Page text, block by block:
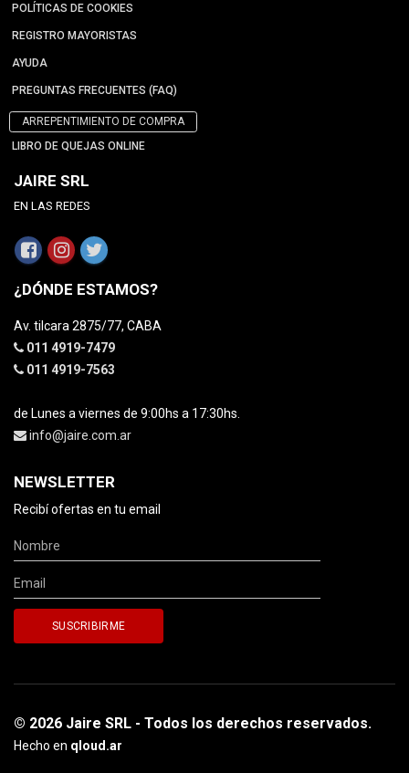
POLÍTICAS DE COOKIES
REGISTRO MAYORISTAS
AYUDA
PREGUNTAS FRECUENTES (FAQ)
ARREPENTIMIENTO DE COMPRA
LIBRO DE QUEJAS ONLINE
JAIRE SRL
EN LAS REDES
¿DÓNDE ESTAMOS?
Av. tilcara 2875/77, CABA
011 4919-7479
011 4919-7563
de Lunes a viernes de 9:00hs a 17:30hs.
info@jaire.com.ar
NEWSLETTER
Recibí ofertas en tu email
© 2026 Jaire SRL - Todos los derechos reservados.
Hecho en qloud.ar